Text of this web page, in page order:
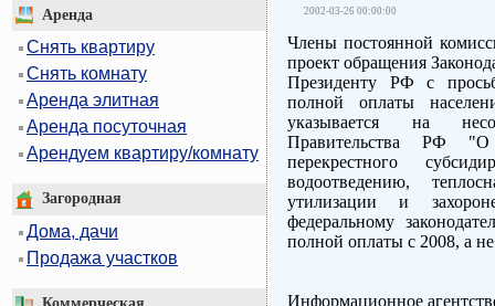
Аренда
Снять квартиру
Снять комнату
Аренда элитная
Аренда посуточная
Арендуем квартиру/комнату
Загородная
Дома, дачи
Продажа участков
2002-03-26 00:00:00
Члены постоянной
проект обращения
Президенту РФ с
полной оплаты
указывается на
Правительства РФ
перекрестного
водоотведению,
утилизации и
федеральному
полной оплаты с 2008, а
Информационное